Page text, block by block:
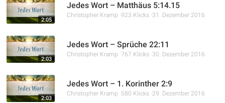
2:05
Jedes Wort – Matthäus 5:14.15
Christopher Kramp 923 Klicks 31. Dezember 2016
2:03
Jedes Wort – Sprüche 22:11
Christopher Kramp 767 Klicks 30. Dezember 2016
2:03
Jedes Wort – 1. Korinther 2:9
Christopher Kramp 580 Klicks 29. Dezember 2016